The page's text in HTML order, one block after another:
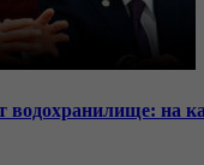
водохранилище: на